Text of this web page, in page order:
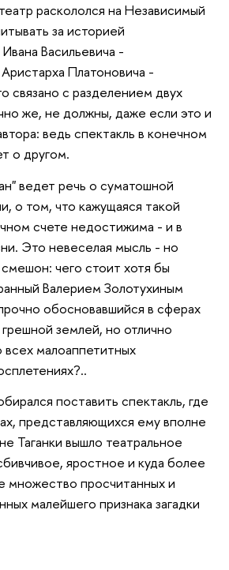
раскололся на Независимый
за историей
Васильевича -
Платоновича -
связано с разделением двух
же, не должны, даже если это и
ведь спектакль в конечном
о другом.
ведет речь о суматошной
о том, что кажущаяся такой
счете недостижима - и в
Это невеселая мысль - но
чего стоит хотя бы
Валерием Золотухиным
обосновавшийся в сферах
землей, но отлично
малоаппетитных
поставить спектакль, где
представляющихся ему вполне
Таганки вышло театральное
яростное и куда более
множество просчитанных и
малейшего признака загадки